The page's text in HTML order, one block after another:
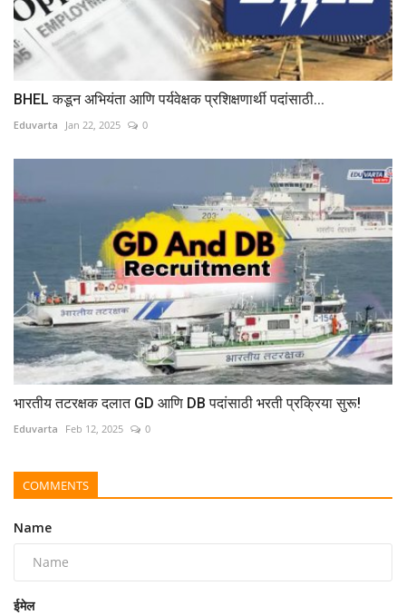
BHEL कडून अभियंता आणि पर्यवेक्षक प्रशिक्षणार्थी पदांसाठी...
Eduvarta Jan 22, 2025 0
भारतीय तटरक्षक दलात GD आणि DB पदांसाठी भरती प्रक्रिया सुरू!
Eduvarta Feb 12, 2025 0
COMMENTS
Name
ईमेल